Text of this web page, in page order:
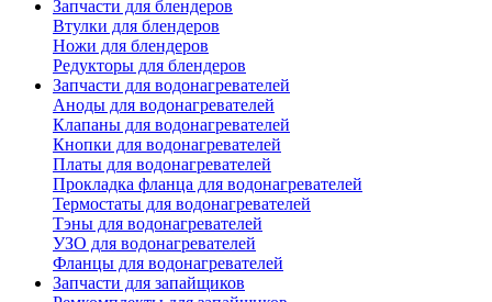
Запчасти для блендеров
Втулки для блендеров
Ножи для блендеров
Редукторы для блендеров
Запчасти для водонагревателей
Аноды для водонагревателей
Клапаны для водонагревателей
Кнопки для водонагревателей
Платы для водонагревателей
Прокладка фланца для водонагревателей
Термостаты для водонагревателей
Тэны для водонагревателей
УЗО для водонагревателей
Фланцы для водонагревателей
Запчасти для запайщиков